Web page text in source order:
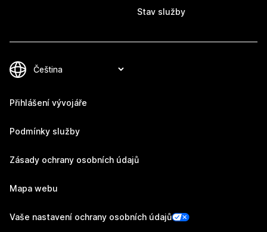
Stav služby
Přihlášení vývojáře
Podmínky služby
Zásady ochrany osobních údajů
Mapa webu
Vaše nastavení ochrany osobních údajů